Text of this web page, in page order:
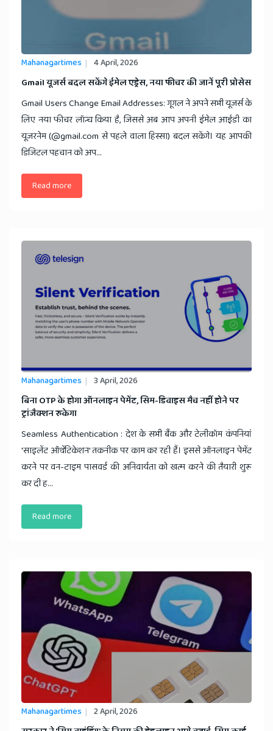
Mahanagartimes 4 April, 2026
​Gmail यूजर्स बदल सकेंगे ईमेल एड्रेस, नया फीचर की जानें पूरी प्रोसेस
Gmail Users Change Email Addresses: गूगल ने अपने सभी यूजर्स के
लिए नया फीचर लॉन्च किया है, जिससे अब आप अपनी ईमेल आईडी का
यूजरनेम (@gmail.com से पहले वाला हिस्सा) बदल सकेंगे। यह आपकी
डिजिटल पहचान को अप...
Read more
Mahanagartimes 3 April, 2026
​बिना OTP के होगा ऑनलाइन पेमेंट, सिम-डिवाइस मैच नहीं होने पर
ट्रांजैक्शन रुकेगा
Seamless Authentication : देश के सभी बैंक और टेलीकॉम कंपनियां
'साइलेंट ऑथेंटिकेशन' तकनीक पर काम कर रही हैं। इससे ऑनलाइन पेमेंट
करने पर वन-टाइम पासवर्ड की अनिवार्यता को खत्म करने की तैयारी शुरू
कर दी ह...
Read more
Mahanagartimes 2 April, 2026